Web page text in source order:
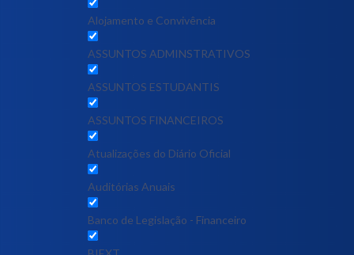
Alojamento e Convivência
ASSUNTOS ADMINSTRATIVOS
ASSUNTOS ESTUDANTIS
ASSUNTOS FINANCEIROS
Atualizações do Diário Oficial
Auditórias Anuais
Banco de Legislação - Financeiro